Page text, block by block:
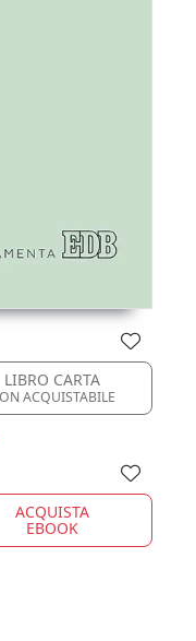
LIBRO CARTA
NON ACQUISTABILE
ACQUISTA
EBOOK